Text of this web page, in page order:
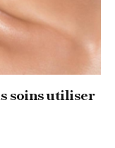
soins utiliser